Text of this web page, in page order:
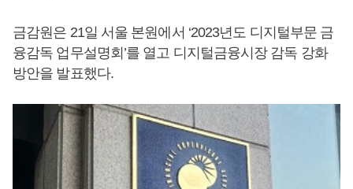
금감원은 21일 서울 본원에서 ‘2023년도 디지털부문 금
융감독 업무설명회’를 열고 디지털금융시장 감독 강화
방안을 발표했다.